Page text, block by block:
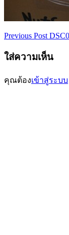
เมนู
นำทาง
เรื่อง
Previous Post
ใส่ความเห็น
คุณต้องเข้าสู่ระบบ